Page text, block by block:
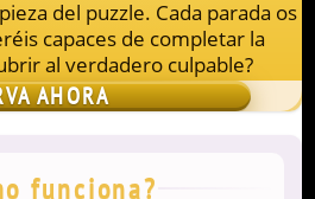
del puzzle. Cada parada os
capaces de completar la
al verdadero culpable?
AHORA
funciona?